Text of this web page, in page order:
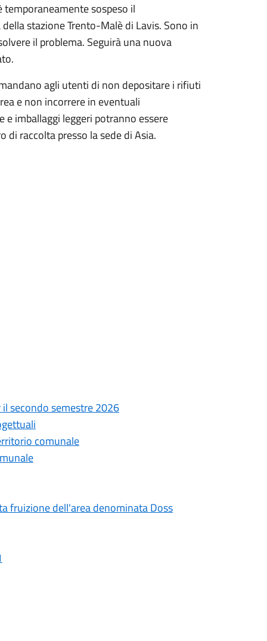
sospeso il
stazione Trento-Malè di Lavis. Sono in
il problema. Seguirà una nuova
agli utenti di non depositare i rifiuti
e non incorrere in eventuali
imballaggi leggeri potranno essere
di raccolta presso la sede di Asia.
secondo semestre 2026
comunale
fruizione dell'area denominata Doss